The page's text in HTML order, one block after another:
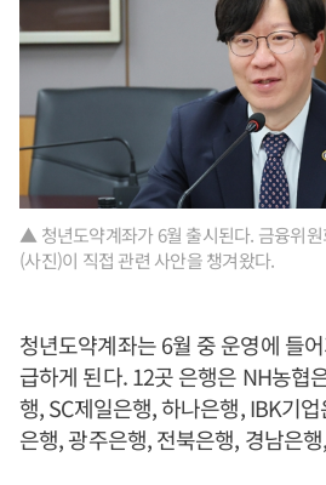
▲ 청년도약계좌가 6월 출시된다. 금융위
(사진)이 직접 관련 사안을 챙겨왔다.
청년도약계좌는 6월 중 운영에 들
급하게 된다. 12곳 은행은 NH농협
행, SC제일은행, 하나은행, IBK기
은행, 광주은행, 전북은행, 경남은